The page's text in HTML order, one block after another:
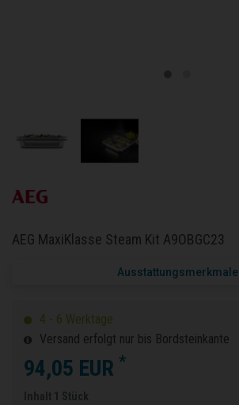
AEG MaxiKlasse Steam Kit A9OBGC23
Ausstattungsmerkmale
4 - 6 Werktage
Versand erfolgt nur bis Bordsteinkante
94,05 EUR *
Inhalt 1 Stück